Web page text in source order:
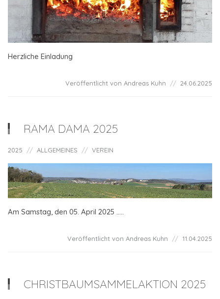
Herzliche Einladung
Veröffentlicht von Andreas Kuhn 24.06.2025
RAMA DAMA 2025
2025 ALLGEMEINES VEREIN
Am Samstag, den 05. April 2025 .....
Veröffentlicht von Andreas Kuhn 11.04.2025
CHRISTBAUMSAMMELAKTION 2025